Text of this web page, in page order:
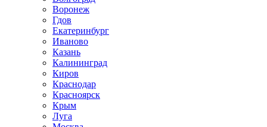
Воронеж
Гдов
Екатеринбург
Иваново
Казань
Калининград
Киров
Краснодар
Красноярск
Крым
Луга